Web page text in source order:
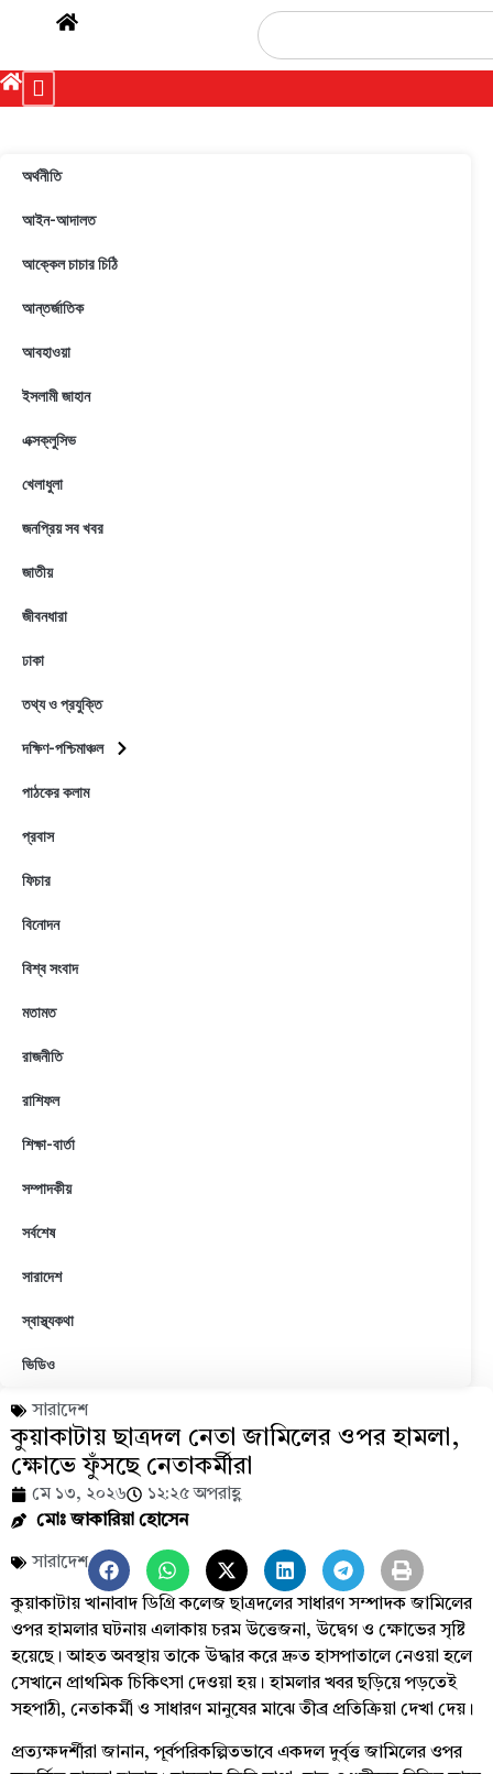
অর্থনীতি
আইন-আদালত
আক্কেল চাচার চিঠি
আন্তর্জাতিক
আবহাওয়া
ইসলামী জাহান
এক্সক্লুসিভ
খেলাধুলা
জনপ্রিয় সব খবর
জাতীয়
জীবনধারা
ঢাকা
তথ্য ও প্রযুক্তি
দক্ষিণ-পশ্চিমাঞ্চল
পাঠকের কলাম
প্রবাস
ফিচার
বিনোদন
বিশ্ব সংবাদ
মতামত
রাজনীতি
রাশিফল
শিক্ষা-বার্তা
সম্পাদকীয়
সর্বশেষ
সারাদেশ
স্বাস্থ্যকথা
ভিডিও
সারাদেশ
কুয়াকাটায় ছাত্রদল নেতা জামিলের ওপর হামলা,
ক্ষোভে ফুঁসছে নেতাকর্মীরা
মে ১৩, ২০২৬
১২:২৫ অপরাহ্ণ
মোঃ জাকারিয়া হোসেন
সারাদেশ
কুয়াকাটায় খানাবাদ ডিগ্রি কলেজ ছাত্রদলের সাধারণ সম্পাদক জামিলের
ওপর হামলার ঘটনায় এলাকায় চরম উত্তেজনা, উদ্বেগ ও ক্ষোভের সৃষ্টি
হয়েছে। আহত অবস্থায় তাকে উদ্ধার করে দ্রুত হাসপাতালে নেওয়া হলে
সেখানে প্রাথমিক চিকিৎসা দেওয়া হয়। হামলার খবর ছড়িয়ে পড়তেই
সহপাঠী, নেতাকর্মী ও সাধারণ মানুষের মাঝে তীব্র প্রতিক্রিয়া দেখা দেয়।
প্রত্যক্ষদর্শীরা জানান, পূর্বপরিকল্পিতভাবে একদল দুর্বৃত্ত জামিলের ওপর